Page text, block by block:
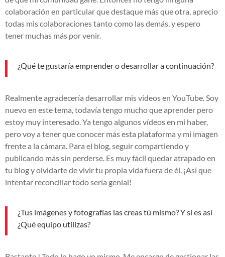
colaboración en particular que destaque más que otra, aprecio
todas mis colaboraciones tanto como las demás, y espero
tener muchas más por venir.
¿Qué te gustaría emprender o desarrollar a continuación?
Realmente agradecería desarrollar mis videos en YouTube. Soy
nuevo en este tema, todavía tengo mucho que aprender pero
estoy muy interesado. Ya tengo algunos vídeos en mi haber,
pero voy a tener que conocer más esta plataforma y mi imagen
frente a la cámara. Para el blog, seguir compartiendo y
publicando más sin perderse. Es muy fácil quedar atrapado en
tu blog y olvidarte de vivir tu propia vida fuera de él. ¡Así que
intentar reconciliar todo sería genial!
¿Tus imágenes y fotografías las creas tú mismo? Y si es así
¿Qué equipo utilizas?